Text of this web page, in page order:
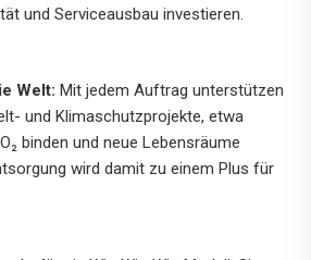
und Serviceausbau investieren.
Welt: Mit jedem Auftrag unterstützen
und Klimaschutzprojekte, etwa
binden und neue Lebensräume
wird damit zu einem Plus für